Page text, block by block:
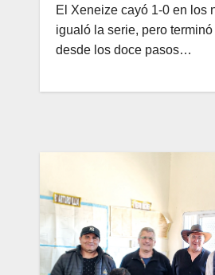
El Xeneize cayó 1-0 en los
igualó la serie, pero
desde los doce pasos…